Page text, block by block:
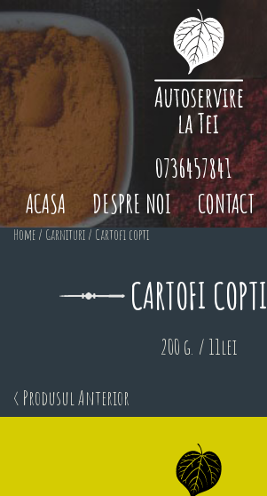
ACASA DESPRE NOI CONTACT
0736457841
Home / Garnituri / Cartofi copti
CARTOFI COPTI
200 g. / 11lei
< Produsul Anterior